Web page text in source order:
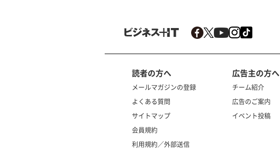
読者の方へ
メールマガジンの登録
よくある質問
サイトマップ
会員規約
利用規約／外部送信
広告主の方へ
チーム紹介
広告のご案内
イベント投稿